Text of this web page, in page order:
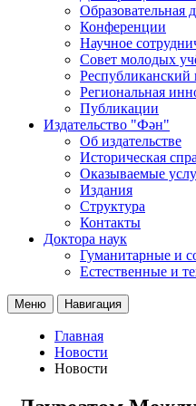
Образовательная
Конференции
Научное
Совет молодых
Республиканский
Региональная
Публикации
Издательство "Фән"
Об издательстве
Историческая
Оказываемые
Издания
Структура
Контакты
Доктора наук
Гуманитарные и
Естественные и
Меню Навигация
Главная
Новости
Новости